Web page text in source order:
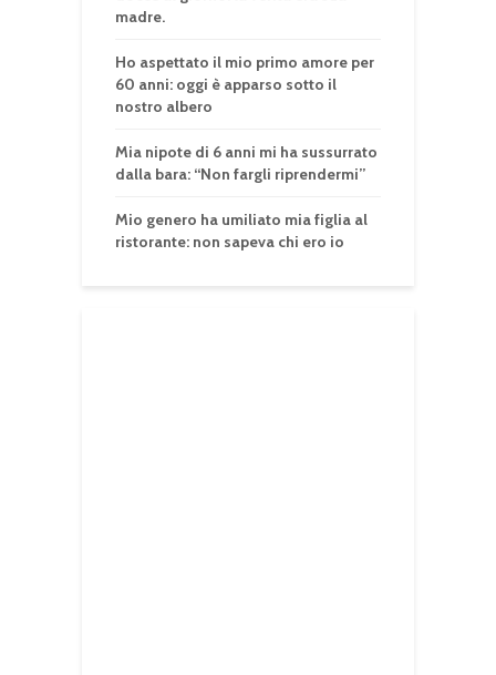
madre.
Ho aspettato il mio primo amore per
60 anni: oggi è apparso sotto il
nostro albero
Mia nipote di 6 anni mi ha sussurrato
dalla bara: “Non fargli riprendermi”
Mio genero ha umiliato mia figlia al
ristorante: non sapeva chi ero io